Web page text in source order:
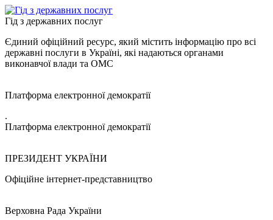
Гід з державних послуг
Єдиний офіційний ресурс, який містить інформацію про всі
державні послуги в Україні, які надаються органами
виконавчої влади та ОМС
Платформа електронної демократії
.
Платформа електронної демократії
ПРЕЗИДЕНТ УКРАЇНИ
Офіційне інтернет-представництво
Верховна Рада України